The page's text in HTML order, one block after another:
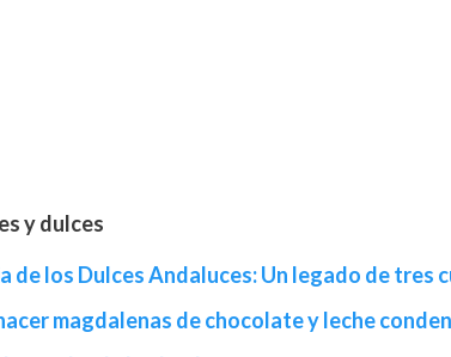
y dulces
de los Dulces Andaluces: Un legado de tres
magdalenas de chocolate y leche